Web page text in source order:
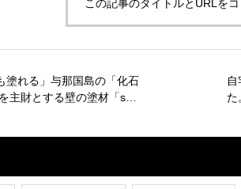
この記事のタイトルとURLを
塗れる」与那国島の「化石
主財とする壁の塗材「san
た